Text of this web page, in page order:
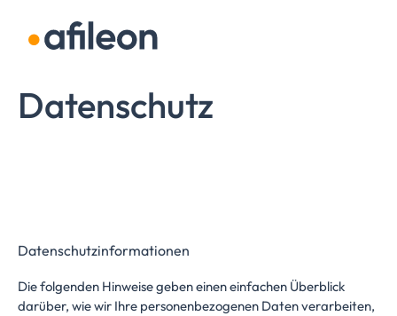
Navigation überspringen
Datenschutz
Datenschutzinformationen
Die folgenden Hinweise geben einen einfachen Überblick
darüber, wie wir Ihre personenbezogenen Daten verarbeiten,